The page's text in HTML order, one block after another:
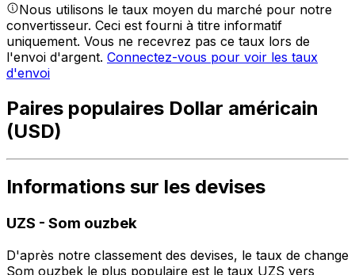
Nous utilisons le taux moyen du marché pour notre
convertisseur. Ceci est fourni à titre informatif
uniquement. Vous ne recevrez pas ce taux lors de
l'envoi d'argent. Connectez-vous pour voir les taux
d'envoi
Paires populaires Dollar américain
(USD)
Informations sur les devises
UZS - Som ouzbek
D'après notre classement des devises, le taux de change
Som ouzbek le plus populaire est le taux UZS vers